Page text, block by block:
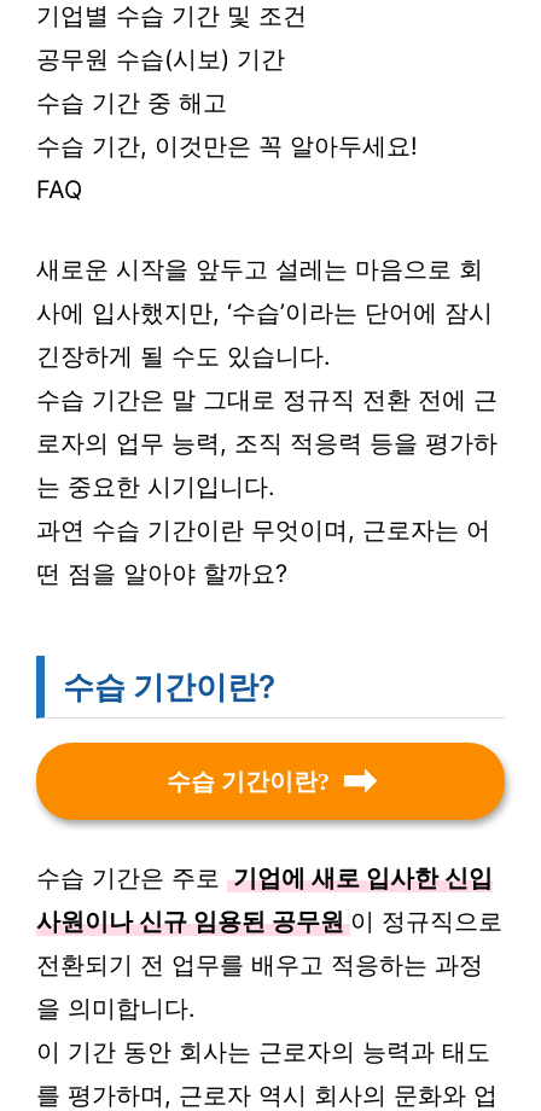
기업별 수습 기간 및 조건
공무원 수습(시보) 기간
수습 기간 중 해고
수습 기간, 이것만은 꼭 알아두세요!
FAQ
새로운 시작을 앞두고 설레는 마음으로 회
사에 입사했지만, ‘수습’이라는 단어에 잠시
긴장하게 될 수도 있습니다.
수습 기간은 말 그대로 정규직 전환 전에 근
로자의 업무 능력, 조직 적응력 등을 평가하
는 중요한 시기입니다.
과연 수습 기간이란 무엇이며, 근로자는 어
떤 점을 알아야 할까요?
수습 기간이란?
수습 기간이란?
수습 기간은 주로 기업에 새로 입사한 신입
사원이나 신규 임용된 공무원 이 정규직으로
전환되기 전 업무를 배우고 적응하는 과정
을 의미합니다.
이 기간 동안 회사는 근로자의 능력과 태도
를 평가하며, 근로자 역시 회사의 문화와 업